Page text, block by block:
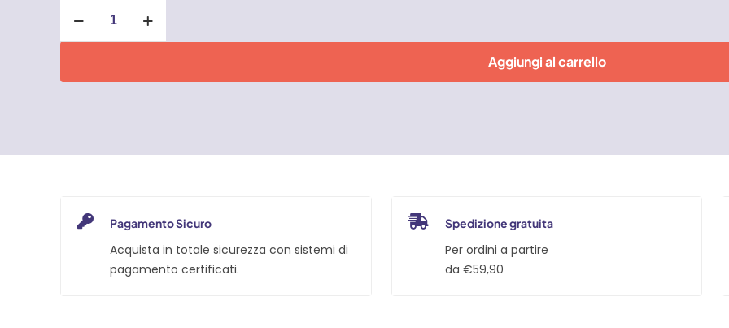
per
viti
Pozidriv
Aggiungi al carrello
Pagamento Sicuro
Acquista in totale sicurezza con sistemi di
pagamento certificati.
Spedizione gratuita
Per ordini a partire
da €59,90